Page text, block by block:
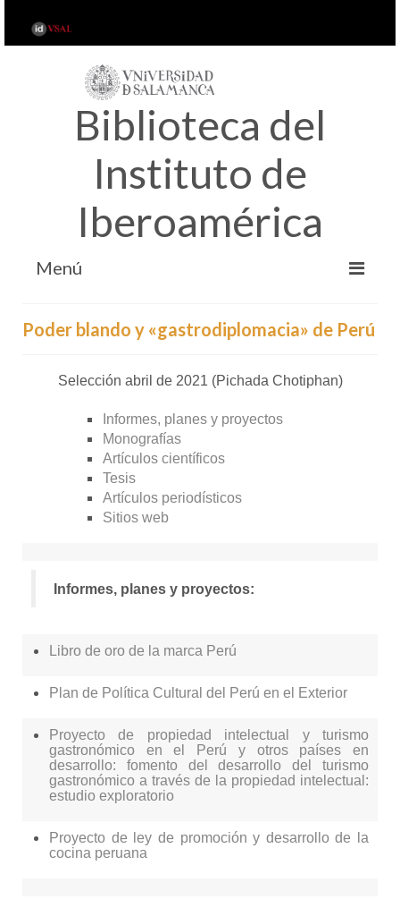
Biblioteca del
Instituto de
Iberoamérica
Menú
SERVICIOS
RECURSOS
OTRAS FUENTES
TUTORIALES
Poder blando y «gastrodiplomacia» de Perú
Selección abril de 2021 (Pichada Chotiphan)
Informes, planes y proyectos
Monografías
Artículos científicos
Tesis
Artículos periodísticos
Sitios web
Informes, planes y proyectos:
Libro de oro de la marca Perú
Plan de Política Cultural del Perú en el Exterior
Proyecto de propiedad intelectual y turismo
gastronómico en el Perú y otros países en
desarrollo: fomento del desarrollo del turismo
gastronómico a través de la propiedad intelectual:
estudio exploratorio
Proyecto de ley de promoción y desarrollo de la
cocina peruana